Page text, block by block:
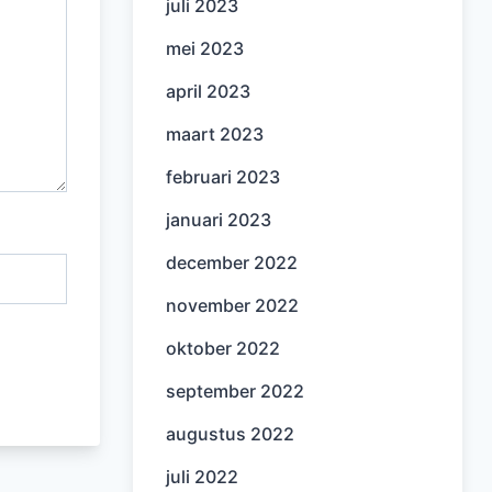
juli 2023
mei 2023
april 2023
maart 2023
februari 2023
januari 2023
december 2022
november 2022
oktober 2022
september 2022
augustus 2022
juli 2022